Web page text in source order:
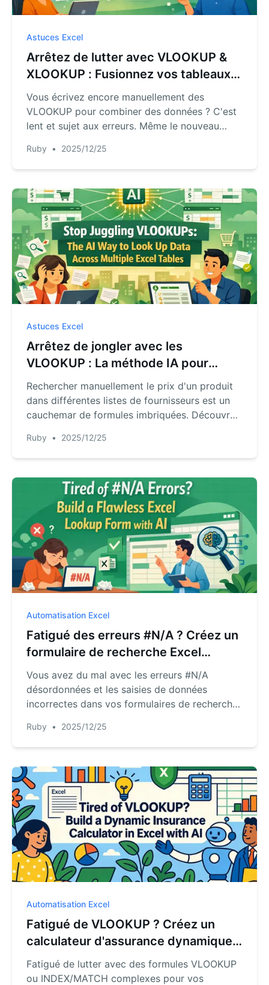
Astuces Excel
Arrêtez de lutter avec VLOOKUP &
XLOOKUP : Fusionnez vos tableaux
Excel instantanément avec l'IA
Vous écrivez encore manuellement des
VLOOKUP pour combiner des données ? C'est
lent et sujet aux erreurs. Même le nouveau
minutieuse. Découvrez comment RowSpeak, un
agent IA, vous permet de fusionner des
sans formules requises.
Ruby • 2025/12/25
Astuces Excel
Arrêtez de jongler avec les
VLOOKUP : La méthode IA pour
rechercher des données dans
plusieurs tableaux Excel
Rechercher manuellement le prix d'un produit
dans différentes listes de fournisseurs est un
cauchemar de formules imbriquées. Découvrez
peut automatiser toute cette recherche, vous
faisant gagner des heures et éliminant les
Ruby • 2025/12/25
Automatisation Excel
Fatigué des erreurs #N/A ? Créez un
formulaire de recherche Excel
impeccable avec l'IA
Vous avez du mal avec les erreurs #N/A
désordonnées et les saisies de données
incorrectes dans vos formulaires de recherche
pour Excel comme RowSpeak peuvent
automatiser l'ensemble du processus, des
entrées, simplement en utilisant des
commandes de chat simples.
Ruby • 2025/12/25
Automatisation Excel
Fatigué de VLOOKUP ? Créez un
calculateur d'assurance dynamique
dans Excel avec l'IA
Fatigué de lutter avec des formules VLOOKUP
ou INDEX/MATCH complexes pour vos